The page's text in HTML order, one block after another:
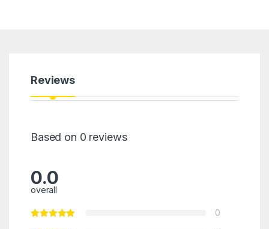
Reviews
Based on 0 reviews
0.0
overall
0